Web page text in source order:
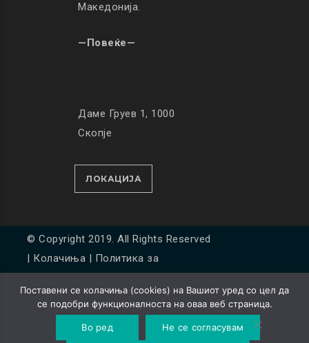
Македонија.
—Повеќе—
Даме Груев 1, 1000
Скопје
ЛОКАЦИЈА
© Copyright 2019. All Rights Reserved
| Колачиња | Политика за
Developed byUnet
Поставени се колачиња (cookies) на Вашиот уред со цел да
се подобри функционалноста на оваа веб страница.
Во ред Не се согласувам